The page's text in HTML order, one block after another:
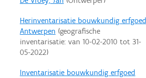
Herinventarisatie bouwkundig erfgoed
Antwerpen (geografische
inventarisatie: van 10-02-2010 tot 31-
05-2022)
Inventarisatie bouwkundig erfgoed